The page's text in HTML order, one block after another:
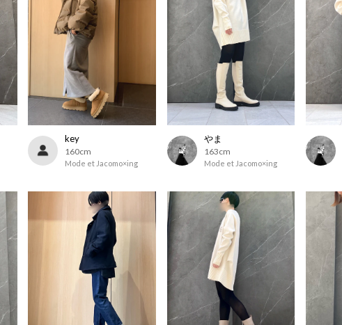
key
160cm
Mode et Jacomo×ing
やま
163cm
Mode et Jacomo×ing